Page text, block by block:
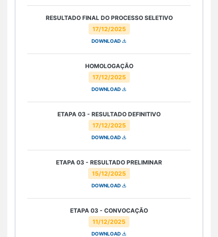
17/12/2025
RESULTADO FINAL DO PROCESSO SELETIVO
DOWNLOAD
17/12/2025
HOMOLOGAÇÃO
DOWNLOAD
17/12/2025
ETAPA 03 - RESULTADO DEFINITIVO
DOWNLOAD
15/12/2025
ETAPA 03 - RESULTADO PRELIMINAR
DOWNLOAD
11/12/2025
ETAPA 03 - CONVOCAÇÃO
DOWNLOAD